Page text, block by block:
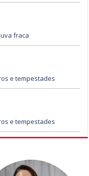
fraca
e tempestades
e tempestades